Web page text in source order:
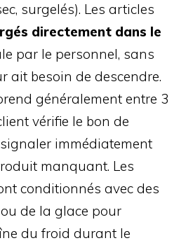
surgelés). Les articles
directement dans le
par le personnel, sans
ait besoin de descendre.
généralement entre 3
vérifie le bon de
immédiatement
manquant. Les
conditionnés avec des
de la glace pour
du froid durant le